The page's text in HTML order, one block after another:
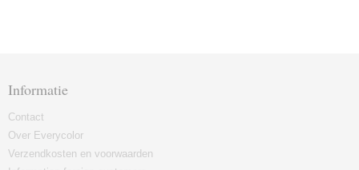
Informatie
Contact
Over Everycolor
Verzendkosten en voorwaarden